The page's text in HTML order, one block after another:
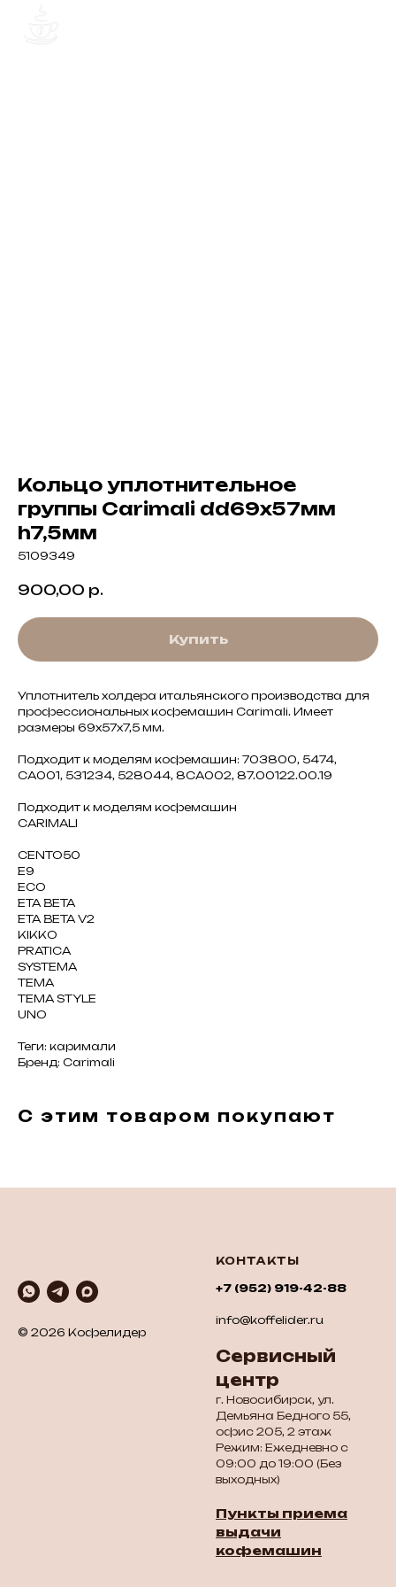
Кольцо уплотнительное
группы Carimali dd69х57мм
h7,5мм
5109349
900,00 р.
Купить
Уплотнитель холдера итальянского производства для
профессиональных кофемашин Carimali. Имеет
размеры 69x57x7,5 мм.
Подходит к моделям кофемашин: 703800, 5474,
CA001, 531234, 528044, 8CA002, 87.00122.00.19
Подходит к моделям кофемашин
CARIMALI
CENTO50
E9
ECO
ETA BETA
ETA BETA V2
KIKKO
PRATICA
SYSTEMA
TEMA
TEMA STYLE
UNO
Теги: каримали
Бренд: Carimali
С этим товаром покупают
© 2026 Кофелидер
КОНТАКТЫ
+7 (952) 919-42-88
info@koffelider.ru
Сервисный
центр
г. Новосибирск, ул.
Демьяна Бедного 55,
офис 205, 2 этаж
Режим: Ежедневно с
09:00 до 19:00 (Без
выходных)
Пункты приема
выдачи
кофемашин